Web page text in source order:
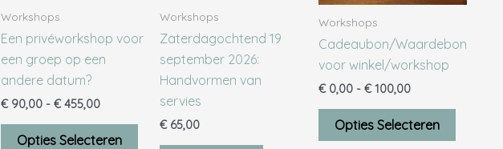
Workshops
Een privéworkshop voor
een groep op een
andere datum?
€90,00 - €455,00
Opties Selecteren
gekozen
worden
productpagina
Workshops
Zaterdagochtend 19
september 2026:
Handvormen van
servies
€65,00
Workshops
Cadeaubon/Waardebon
voor winkel/workshop
€0,00 - €100,00
Opties Selecteren
worden